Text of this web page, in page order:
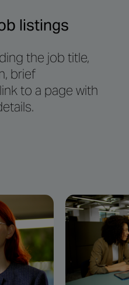
listings
the job title,
brief
to a page with